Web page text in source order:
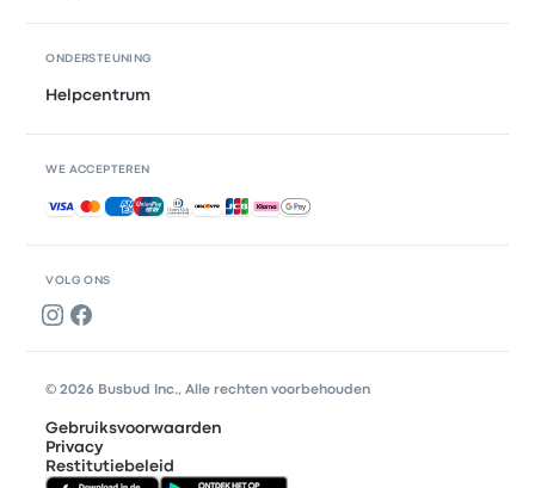
VOLG ONS
ONDERSTEUNING
Helpcentrum
WE ACCEPTEREN
Geaccepteerde betalingen
© 2026 Busbud Inc., Alle rechten voorbehouden
Gebruiksvoorwaarden
Privacy
Restitutiebeleid